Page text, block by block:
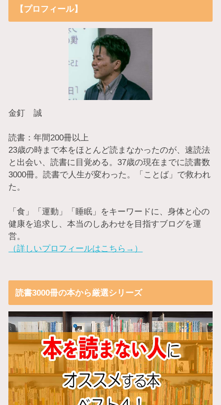
【プロフィール】
金釘 誠
読書：年間200冊以上
23歳の時まで本をほとんど読まなかったのが、速読法
と出会い、読書に目覚める。37歳の現在までに読書数
3000冊。読書で人生が変わった。「ことば」で救われ
た。
「食」「運動」「睡眠」をキーワードに、身体と心の
健康を追求し、本当のしあわせを目指すブログを運
営。
（詳しいプロフィールはこちら→）
読書3000冊の本から厳選シリーズ